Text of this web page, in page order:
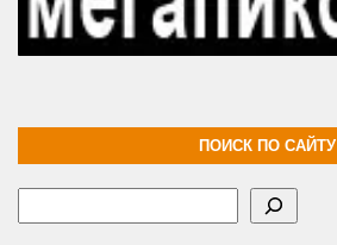
ПОИСК ПО САЙТУ